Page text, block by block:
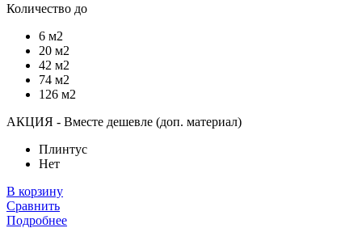
Количество до
6 м2
20 м2
42 м2
74 м2
126 м2
АКЦИЯ - Вместе дешевле (доп. материал)
Плинтус
Нет
В корзину
Сравнить
Подробнее